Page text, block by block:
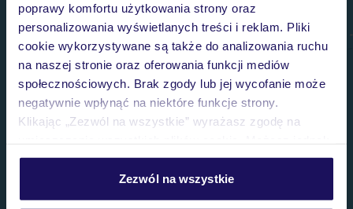
poprawy komfortu użytkowania strony oraz
personalizowania wyświetlanych treści i reklam. Pliki
cookie wykorzystywane są także do analizowania ruchu
na naszej stronie oraz oferowania funkcji mediów
społecznościowych. Brak zgody lub jej wycofanie może
negatywnie wpłynąć na niektóre funkcje strony.
Klikając „Zezwól na wszystkie” wyrażasz zgodę na
personalizować swój wybór wchodząc w zakładkę
Szczegółowe informacje o plikach cookie znajdziesz
Zezwól na wszystkie